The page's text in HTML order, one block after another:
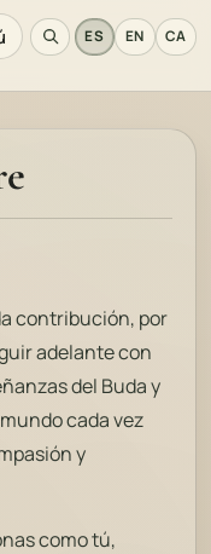
ES EN CA
contribución, por
adelante con
del Buda y
cada vez
y
como tú,